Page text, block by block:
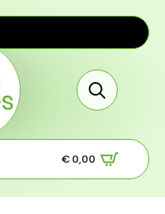
for:
€ 0,00